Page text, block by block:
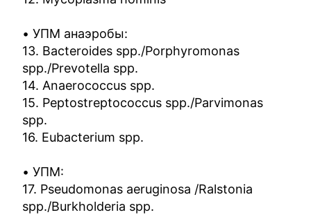
• УПМ анаэробы:
13. Bacteroides spp./Porphyromonas
spp./Prevotella spp.
14. Anaerococcus spp.
15. Peptostreptococcus spp./Parvimonas
spp.
16. Eubacterium spp.
• УПМ:
17. Pseudomonas aeruginosa /Ralstonia
spp./Burkholderia spp.